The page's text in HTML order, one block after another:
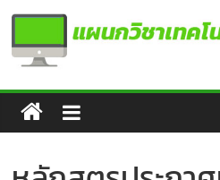
Skip
content
แผนก
วิชา